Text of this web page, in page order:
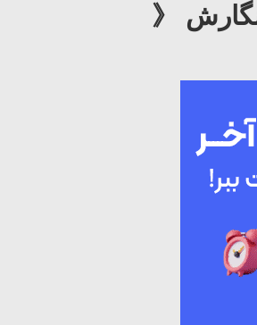
گرامر و نگارش 《